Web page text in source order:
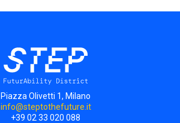
Piazza Olivetti 1, Milano
info@steptothefuture.it
+39 02 33 020 088